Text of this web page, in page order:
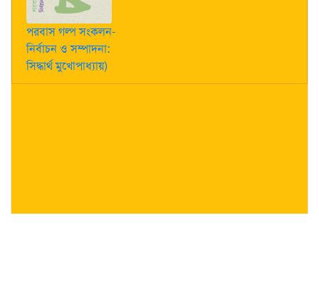
পরবাস গল্প সংকলন-
নির্বাচন ও সম্পাদনা:
সিদ্ধার্থ মুখোপাধ্যায়)